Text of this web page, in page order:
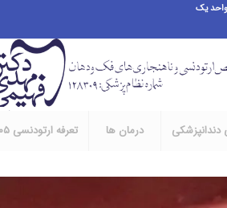
درمان ها تعرفه ارتودنسی ۱۴۰۵